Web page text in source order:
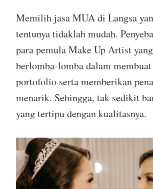
Memilih jasa MUA di Langsa
tentunya tidaklah mudah.
para pemula Make Up Artist
berlomba-lomba dalam
portofolio serta memberikan
menarik. Sehingga, tak sedikit
yang tertipu dengan kualitasnya.